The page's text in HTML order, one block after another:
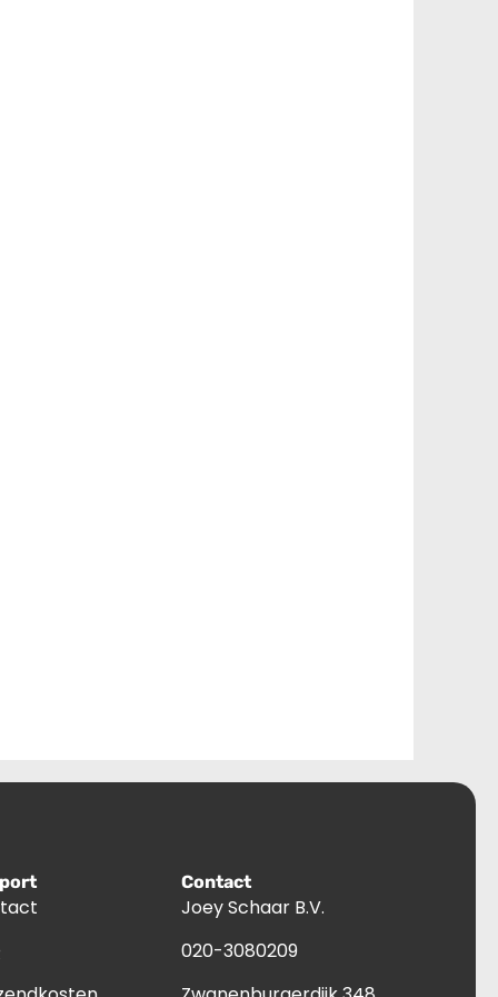
Contact
Joey Schaar B.V.
020-3080209